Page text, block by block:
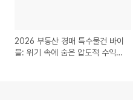
2026 부동산 경매 특수물건 바이
블: 위기 속에 숨은 압도적 수익의